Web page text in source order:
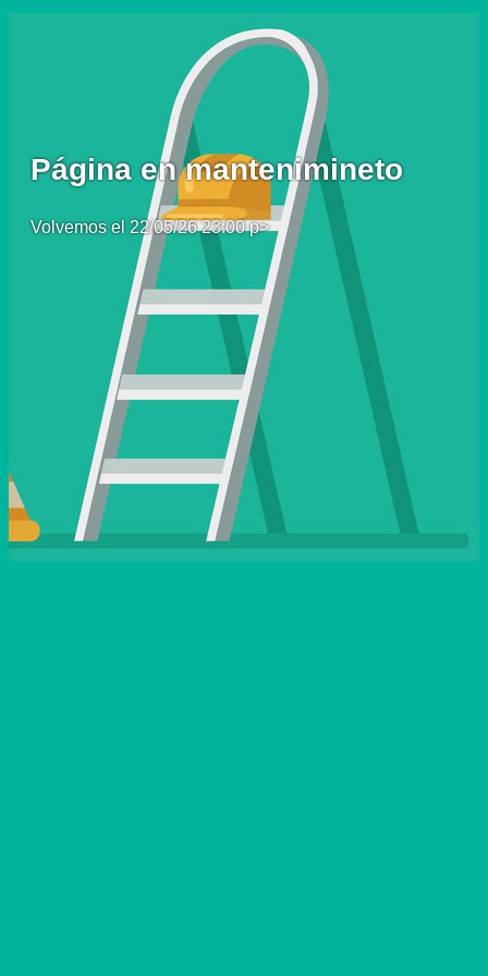
Página en mantenimineto
Volvemos el 22/05/26 23:00 p>